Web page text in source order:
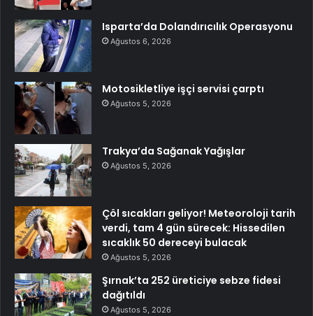
Isparta’da Dolandırıcılık Operasyonu
Ağustos 6, 2026
Motosikletliye işçi servisi çarptı
Ağustos 5, 2026
Trakya’da Sağanak Yağışlar
Ağustos 5, 2026
Çöl sıcakları geliyor! Meteoroloji tarih
verdi, tam 4 gün sürecek: Hissedilen
sıcaklık 50 dereceyi bulacak
Ağustos 5, 2026
Şırnak’ta 252 üreticiye sebze fidesi
dağıtıldı
Ağustos 5, 2026